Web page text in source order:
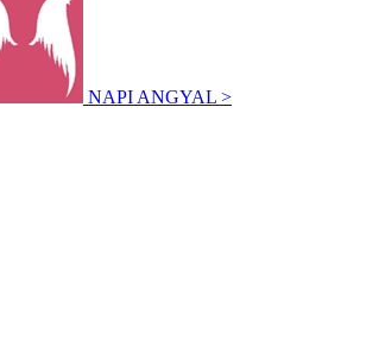
NAPI ANGYAL >